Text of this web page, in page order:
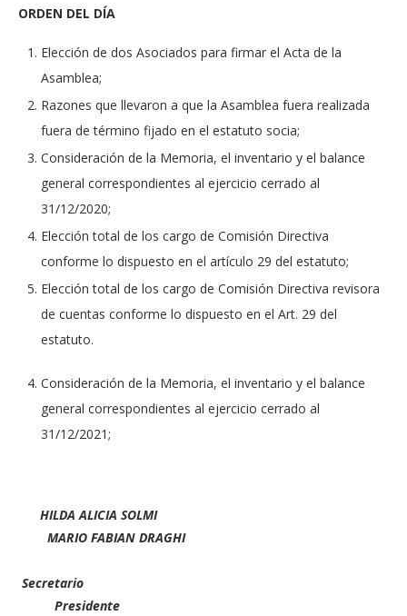
ORDEN DEL DÍA
Elección de dos Asociados para firmar el Acta de la
Asamblea;
Razones que llevaron a que la Asamblea fuera realizada
fuera de término fijado en el estatuto socia;
Consideración de la Memoria, el inventario y el balance
general correspondientes al ejercicio cerrado al
31/12/2020;
Elección total de los cargo de Comisión Directiva
conforme lo dispuesto en el artículo 29 del estatuto;
Elección total de los cargo de Comisión Directiva revisora
de cuentas conforme lo dispuesto en el Art. 29 del
estatuto.
Consideración de la Memoria, el inventario y el balance
general correspondientes al ejercicio cerrado al
31/12/2021;
HILDA ALICIA SOLMI
MARIO FABIAN DRAGHI
Secretario
Presidente